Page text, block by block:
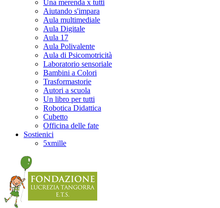
Una merenda x tutti
Aiutando s'impara
Aula multimediale
Aula Digitale
Aula 17
Aula Polivalente
Aula di Psicomotricità
Laboratorio sensoriale
Bambini a Colori
Trasformastorie
Autori a scuola
Un libro per tutti
Robotica Didattica
Cubetto
Officina delle fate
Sostienici
5xmille